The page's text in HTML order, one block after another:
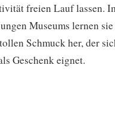
freien Lauf lassen.
Museums lernen
Schmuck her, der
Geschenk eignet.